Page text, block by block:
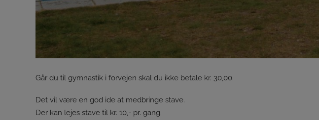
Går du til gymnastik i forvejen skal du ikke betale kr. 30,00.
Det vil være en god ide at medbringe stave.
Der kan lejes stave til kr. 10,- pr. gang.